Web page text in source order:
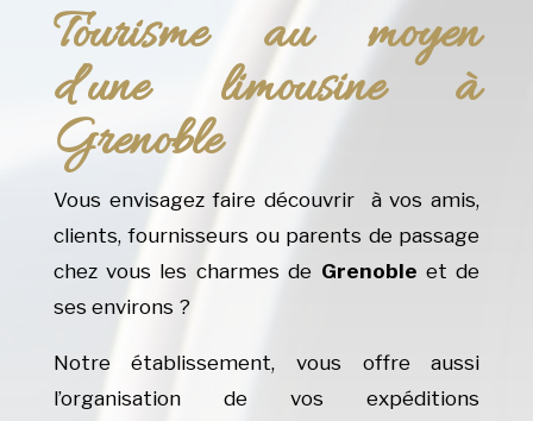
Tourisme au moyen
d’une limousine à
Grenoble
Vous envisagez faire découvrir à vos amis,
clients, fournisseurs ou parents de passage
chez vous les charmes de Grenoble et de
ses environs ?
Notre établissement, vous offre aussi
l’organisation de vos expéditions